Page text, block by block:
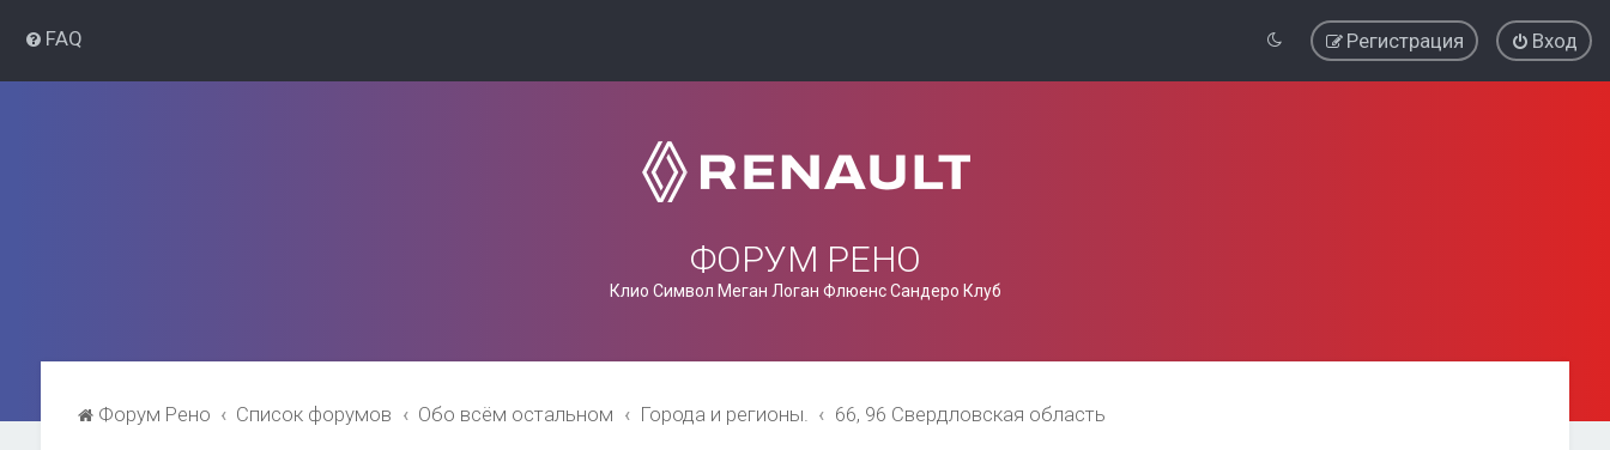
FAQ Вход
Регистрация
ФОРУМ РЕНО
Клио Символ Меган Логан Флюенс Сандеро Клуб
Форум Рено Список форумов Обо всём остальном Города и регионы. 66, 96 Свердловская область